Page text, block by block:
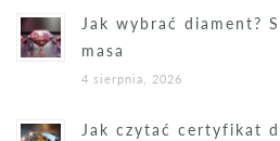
Jak wybrać diament?
masa
4 sierpnia, 2026
Jak czytać certyfikat